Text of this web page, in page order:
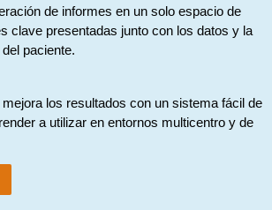
de informes en un solo espacio de
clave presentadas junto con los datos y la
paciente.
los resultados con un sistema fácil de
a utilizar en entornos multicentro y de